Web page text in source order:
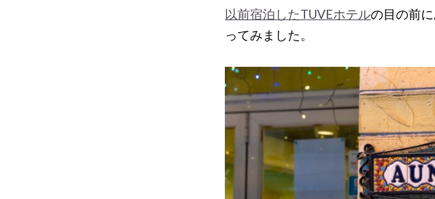
以前宿泊したTUVEホテルの目の前
ってみました。